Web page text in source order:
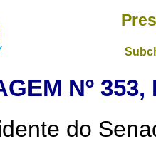
Nº
do